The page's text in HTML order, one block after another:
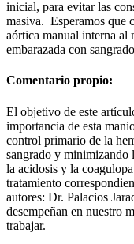
inicial, para evitar las
masiva. Esperamos que
aórtica manual interna al
embarazada con
Comentario propio:
El objetivo de este
importancia de esta
control primario de la
sangrado y minimizando
la acidosis y la
tratamiento
autores: Dr. Palacios
desempeñan en nuestro
trabajar.